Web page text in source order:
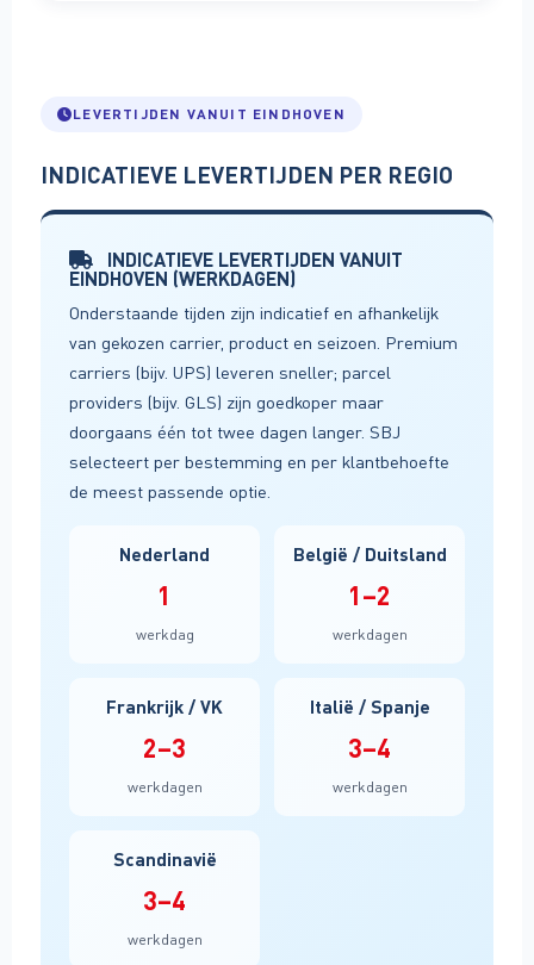
LEVERTIJDEN VANUIT EINDHOVEN
INDICATIEVE LEVERTIJDEN PER REGIO
INDICATIEVE LEVERTIJDEN VANUIT
EINDHOVEN (WERKDAGEN)
Onderstaande tijden zijn indicatief en afhankelijk
van gekozen carrier, product en seizoen. Premium
carriers (bijv. UPS) leveren sneller; parcel
providers (bijv. GLS) zijn goedkoper maar
doorgaans één tot twee dagen langer. SBJ
selecteert per bestemming en per klantbehoefte
de meest passende optie.
Nederland
1
werkdag
België / Duitsland
1–2
werkdagen
Frankrijk / VK
2–3
werkdagen
Italië / Spanje
3–4
werkdagen
Scandinavië
3–4
werkdagen